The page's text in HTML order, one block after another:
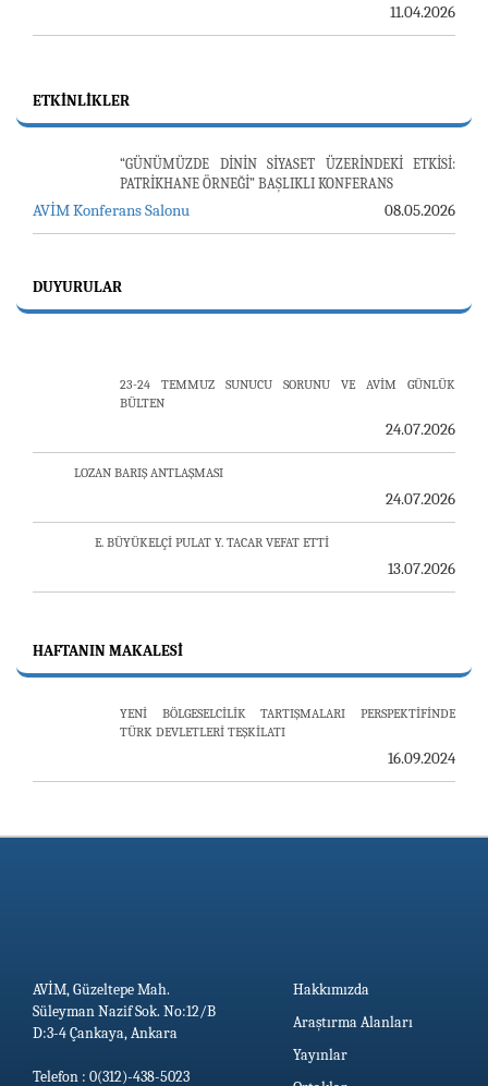
11.04.2026
ETKINLIKLER
“GÜNÜMÜZDE DİNİN SİYASET ÜZERİNDEKİ ETKİSİ:
PATRİKHANE ÖRNEĞİ” BAŞLIKLI KONFERANS
AVİM Konferans Salonu 08.05.2026
DUYURULAR
24.07.2026
"REVIEW OF ARMENIAN STUDIES (RAS)" DERGİSİ'NİN
53’ÜNCÜ SAYISI YAYINLANDI
19.06.2026
HAFTANIN MAKALESI
YENİ BÖLGESELCİLİK TARTIŞMALARI PERSPEKTİFİNDE
TÜRK DEVLETLERİ TEŞKİLATI
16.09.2024
AVİM, Güzeltepe Mah.
Süleyman Nazif Sok. No:12/B
D:3-4 Çankaya, Ankara
Telefon : 0(312)-438-5023
Hakkımızda
Araştırma Alanları
Yayınlar